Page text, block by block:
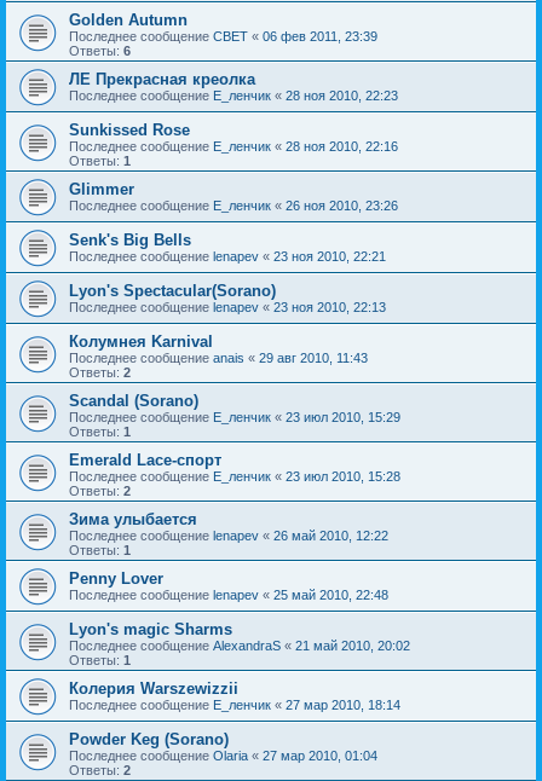
Golden Autumn
Последнее сообщение CBET « 06 фев 2011, 23:39
Ответы: 6
ЛЕ Прекрасная креолка
Последнее сообщение Е_ленчик « 28 ноя 2010, 22:23
Sunkissed Rose
Последнее сообщение Е_ленчик « 28 ноя 2010, 22:16
Ответы: 1
Glimmer
Последнее сообщение Е_ленчик « 26 ноя 2010, 23:26
Senk's Big Bells
Последнее сообщение lenapev « 23 ноя 2010, 22:21
Lyon's Spectacular(Sorano)
Последнее сообщение lenapev « 23 ноя 2010, 22:13
Колумнея Karnival
Последнее сообщение anais « 29 авг 2010, 11:43
Ответы: 2
Scandal (Sorano)
Последнее сообщение Е_ленчик « 23 июл 2010, 15:29
Ответы: 1
Emerald Lace-спорт
Последнее сообщение Е_ленчик « 23 июл 2010, 15:28
Ответы: 2
Зима улыбается
Последнее сообщение lenapev « 26 май 2010, 12:22
Ответы: 1
Penny Lover
Последнее сообщение lenapev « 25 май 2010, 22:48
Lyon's magic Sharms
Последнее сообщение AlexandraS « 21 май 2010, 20:02
Ответы: 1
Колерия Warszewizzii
Последнее сообщение Е_ленчик « 27 мар 2010, 18:14
Powder Keg (Sorano)
Последнее сообщение Olaria « 27 мар 2010, 01:04
Ответы: 2